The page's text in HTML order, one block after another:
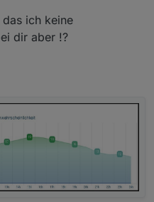
ich keine
dir aber !?